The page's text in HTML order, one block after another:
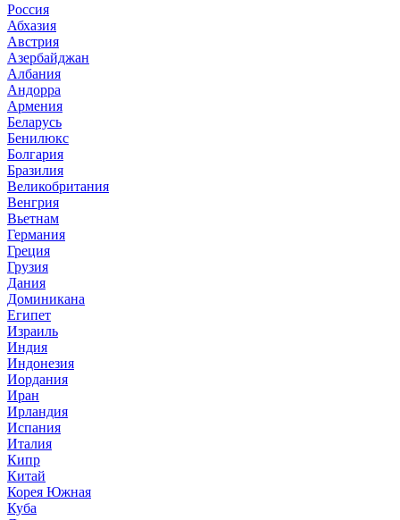
Россия
Абхазия
Австрия
Азербайджан
Албания
Андорра
Армения
Беларусь
Бенилюкс
Болгария
Бразилия
Великобритания
Венгрия
Вьетнам
Германия
Греция
Грузия
Дания
Доминикана
Египет
Израиль
Индия
Индонезия
Иордания
Иран
Ирландия
Испания
Италия
Кипр
Китай
Корея Южная
Куба